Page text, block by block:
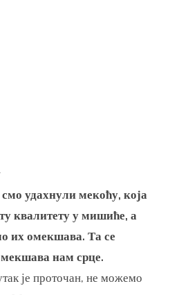
удахнули мекоћу, која
квалитету у мишиће, а
их омекшава. Та се
нам срце.
је проточан, не можемо